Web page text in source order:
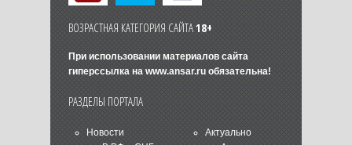
ВОЗРАСТНАЯ КАТЕГОРИЯ САЙТА18+
При использовании материалов сайта
гиперссылка на www.ansar.ruобязательна!
РАЗДЕЛЫ ПОРТАЛА
Новости
Актуально